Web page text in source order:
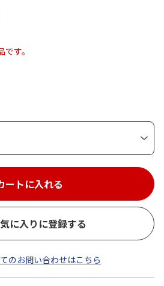
す。
に入りに登録する
のお問い合わせはこちら